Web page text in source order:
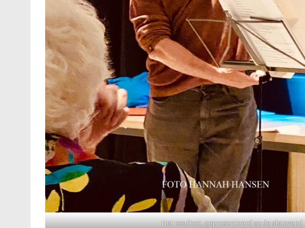
Het resultaat, gepresenteerd op de slotavond